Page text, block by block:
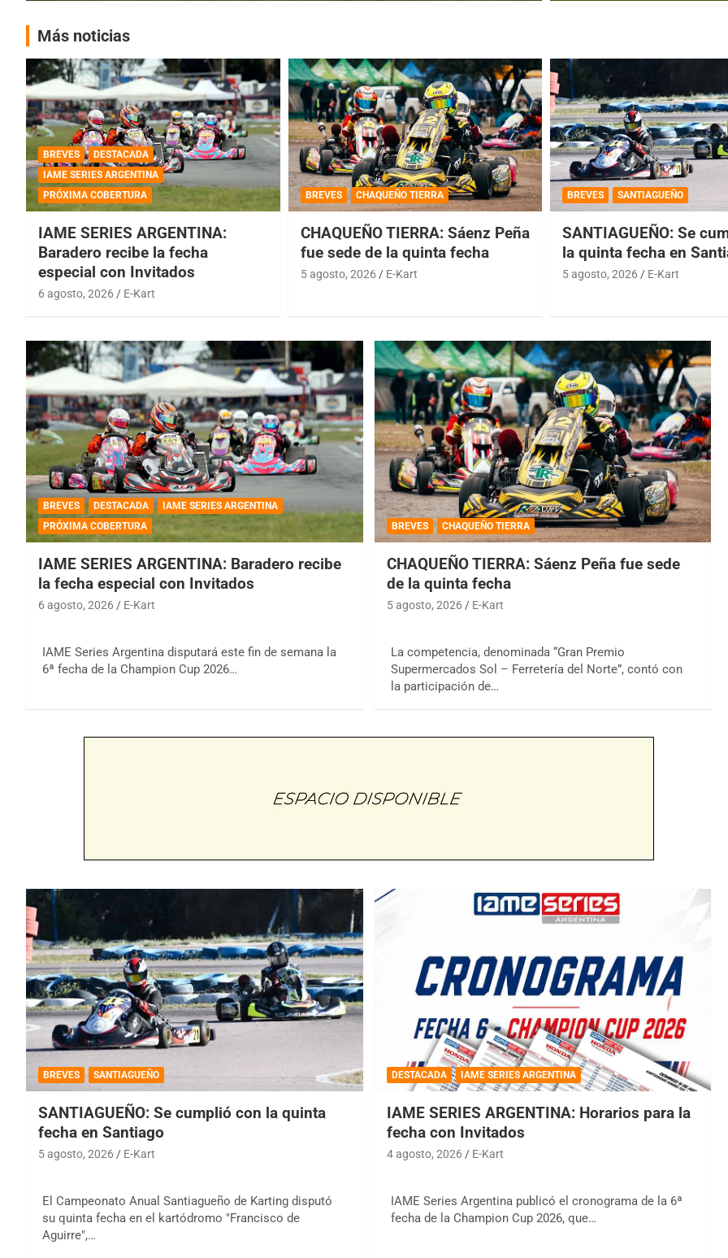
Más noticias
BREVES
DESTACADA
IAME SERIES ARGENTINA
PRÓXIMA COBERTURA
IAME SERIES ARGENTINA:
Baradero recibe la fecha
especial con Invitados
6 agosto, 2026 E-Kart
BREVES CHAQUEÑO TIERRA
CHAQUEÑO TIERRA: Sáenz Peña
fue sede de la quinta fecha
5 agosto, 2026 E-Kart
BREVES SANTIAGUEÑO
SANTIAGUEÑO: Se
la quinta fecha en
5 agosto, 2026 E-Kart
BREVES DESTACADA
IAME SERIES ARGENTINA
PRÓXIMA COBERTURA
IAME SERIES ARGENTINA: Baradero recibe
la fecha especial con Invitados
6 agosto, 2026 E-Kart
IAME Series Argentina disputará este fin de semana la
6ª fecha de la Champion Cup 2026…
BREVES CHAQUEÑO TIERRA
CHAQUEÑO TIERRA: Sáenz Peña fue sede
de la quinta fecha
5 agosto, 2026 E-Kart
La competencia, denominada “Gran Premio
Supermercados Sol – Ferretería del Norte”, contó con
la participación de…
BREVES SANTIAGUEÑO
SANTIAGUEÑO: Se cumplió con la quinta
fecha en Santiago
5 agosto, 2026 E-Kart
El Campeonato Anual Santiagueño de Karting disputó
su quinta fecha en el kartódromo "Francisco de
Aguirre",…
DESTACADA IAME SERIES ARGENTINA
IAME SERIES ARGENTINA: Horarios para la
fecha con Invitados
4 agosto, 2026 E-Kart
IAME Series Argentina publicó el cronograma de la 6ª
fecha de la Champion Cup 2026, que…